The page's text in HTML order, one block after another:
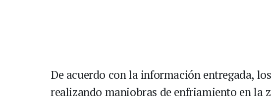
De acuerdo con la información entregada,
realizando maniobras de enfriamiento en la